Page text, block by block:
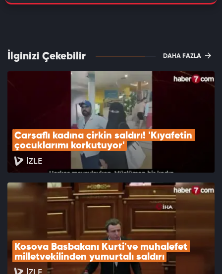
İlginizi Çekebilir DAHA FAZLA
Çarşaflı kadına çirkin saldırı! 'Kıyafetin
çocuklarımı korkutuyor'
İZLE
Kosova Başbakanı Kurti'ye muhalefet
milletvekilinden yumurtalı saldırı